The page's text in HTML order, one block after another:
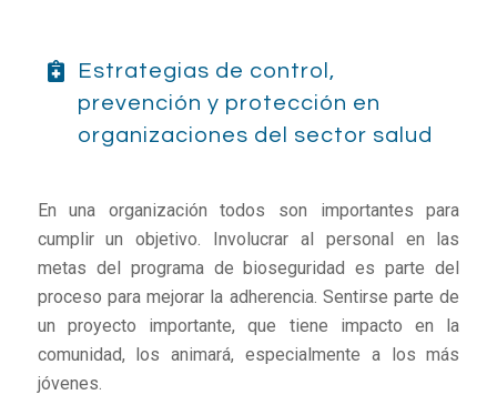
Estrategias de control,
prevención y protección en
organizaciones del sector salud
En una organización todos son importantes para
cumplir un objetivo. Involucrar al personal en las
metas del programa de bioseguridad es parte del
proceso para mejorar la adherencia. Sentirse parte de
un proyecto importante, que tiene impacto en la
comunidad, los animará, especialmente a los más
jóvenes.